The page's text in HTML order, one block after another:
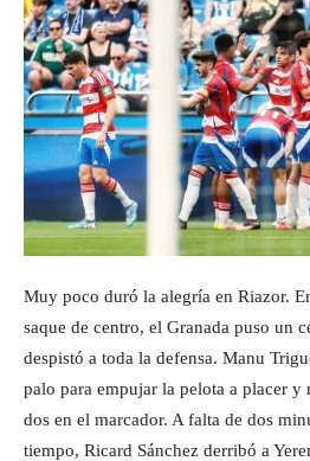
Muy poco duró la alegría en Riazor.
saque de centro, el Granada puso un
despistó a toda la defensa. Manu
palo para empujar la pelota a placer y
dos en el marcador. A falta de dos
tiempo, Ricard Sánchez derribó a